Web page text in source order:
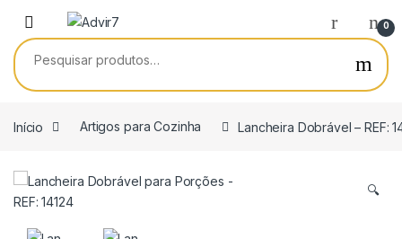
Skip to navigation
Skip to content
0
Pesquisar por:
Início Artigos para Cozinha Lancheira Dobrável – REF:
🔍